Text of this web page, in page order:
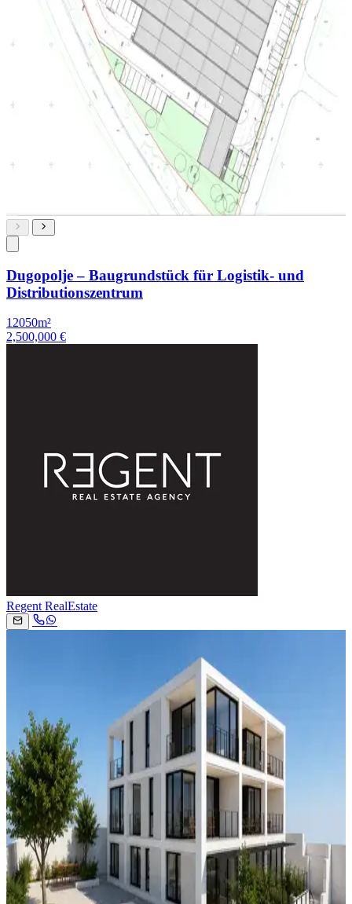
Dugopolje – Baugrundstück für Logistik- und
Distributionszentrum
12050m²
2,500,000 €
Regent RealEstate